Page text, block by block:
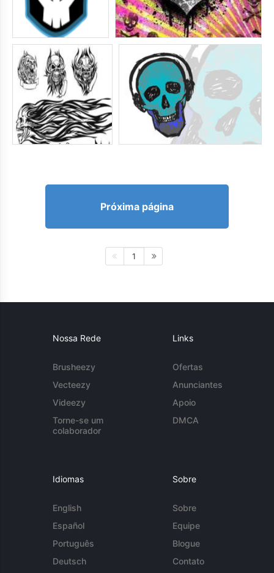
Próxima página
1
Nossa Rede
Brusheezy
Vecteezy
Videezy
Torne-se um
colaborador
Links
Ofertas
Anunciantes
Apoio
DMCA
Idiomas
English
Español
Português
Deutsch
Sobre
Sobre
Equipe
Blogue
Contato